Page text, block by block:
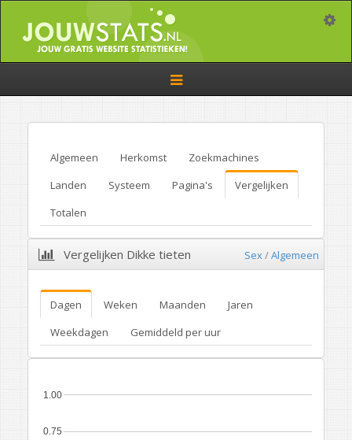
Toggle
navigation
Algemeen Herkomst
Zoekmachines
Landen
Systeem Pagina's
Vergelijken
Totalen
Vergelijken Dikke tieten Sex/Algemeen
Dagen Weken Maanden
Jaren
Weekdagen
Gemiddeld per uur
0.75
1.00